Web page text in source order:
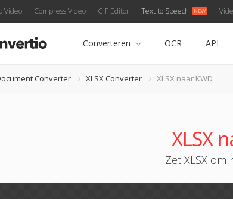
Video Compress Video GIF Editor Text to Speech
Converteren OCR API
Converter XLSX Converter XLSX naar KWD
XLSX
Zet XLSX